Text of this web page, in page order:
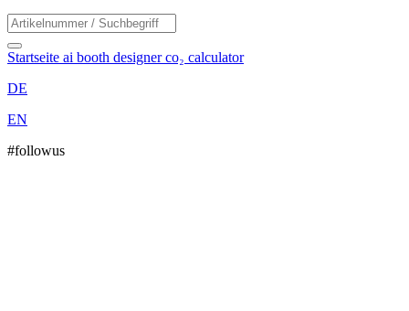
Startseite ai booth designerco₂ calculator
DE
EN
#followus